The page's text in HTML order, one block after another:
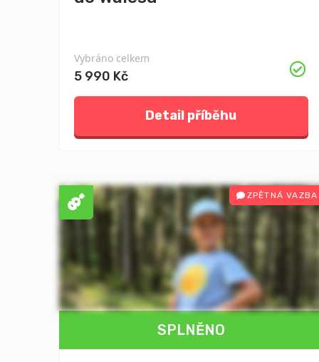
Vybráno celkem
5 990 Kč
Detail příběhu
ZPĚTNÁ VAZBA
SPLNĚNO